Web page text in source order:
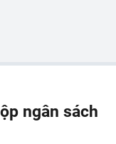
ngân sách